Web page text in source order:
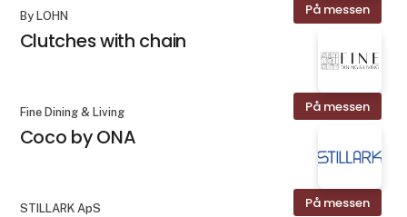
På messen
By LOHN
Clutches with chain
På messen
Fine Dining & Living
Coco by ONA
På messen
STILLARK ApS